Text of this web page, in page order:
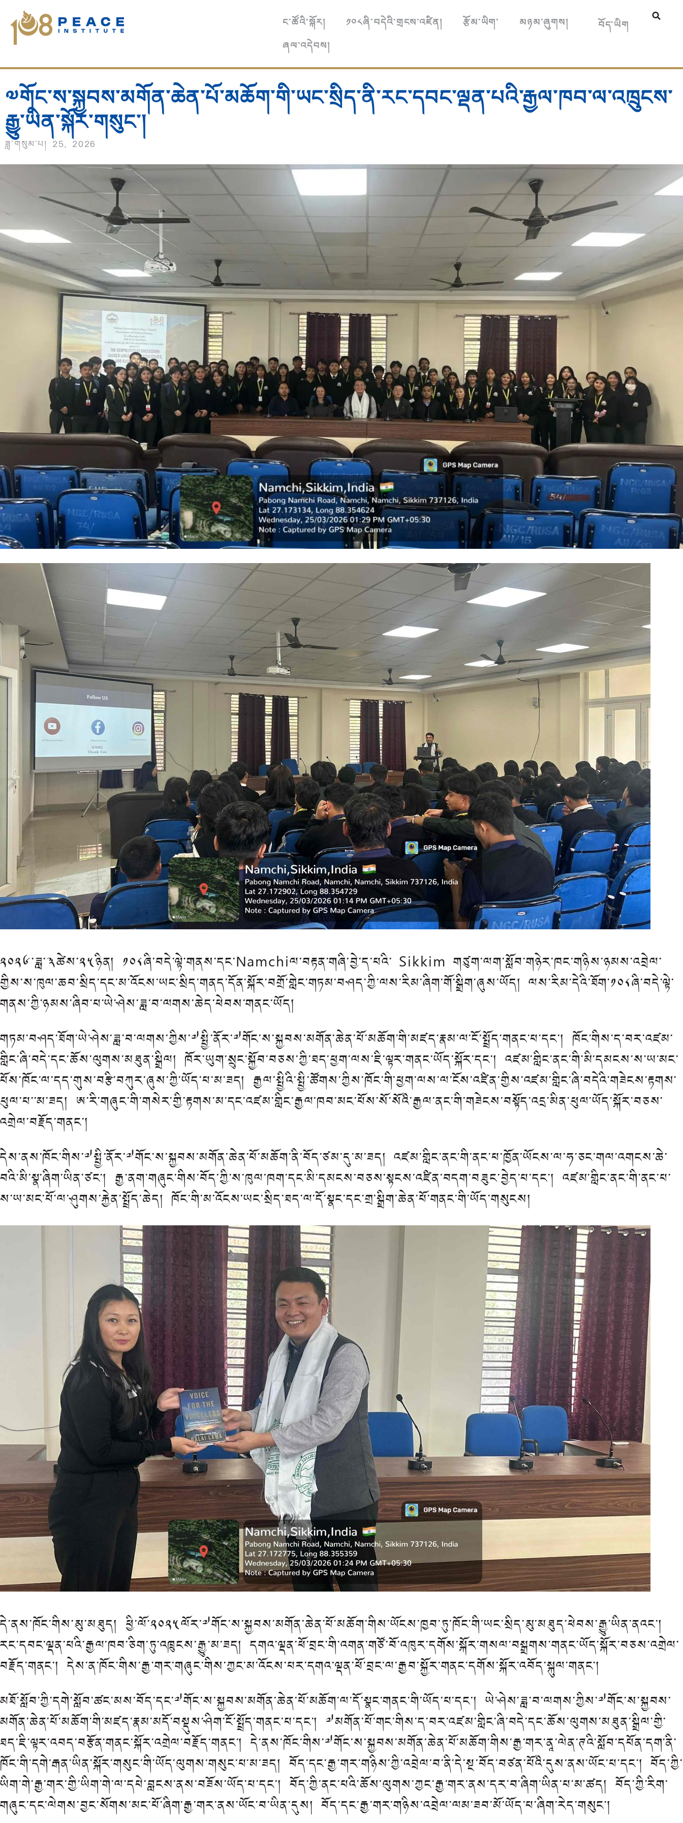
ང་ཚོའི་སྐོར། ༡༠༨ཞི་བདེའི་གྲངས་འཛིན། རྩོམ་ཡིག་ མཉམ་ཞུགས།
ཞལ་འདེབས།
བོད་ཡིག
English
༧གོང་ས་སྐྱབས་མགོན་ཆེན་པོ་མཆོག་གི་ཡང་སྲིད་ནི་རང་དབང་ལྡན་པའི་རྒྱལ་ཁབ་ལ་འཁྲུངས་
རྒྱུ་ཡིན་སྐོར་གསུང་།
ཟླ་གསུམ་པ། 25, 2026
༢༠༢༦་ཟླ་༣ཚེས་༢༥ཉིན། ༡༠༨ཞི་བདེ་ལྟེ་གནས་དང་Namchiལ་བརྟན་གཞི་བྱེ་ད་པའི་ Sikkim གཙུག་ལག་སློབ་གཉེར་ཁང་གཉིས་ཉམས་འབྲེལ་
གྱིས་ས་ཁུལ་ཆབ་སྲིད་དང་མ་འོངས་ཡང་སྲིད་གནད་དོན་སྐོར་བགྲོ་གླེང་གཏམ་བཤད་ཀྱི་ལས་རིམ་ཞིག་གོ་སྒྲིག་ཞུས་ཡོད། ལས་རིམ་དེའི་ཐོག་༡༠༨ཞི་བདེ་ལྟེ་
གནས་ཀྱི་ཉམས་ཞིབ་པ་ཡེ་ཤེས་ཟླ་བ་ལགས་ཆེད་ཕེབས་གནང་ཡོད།
གཏམ་བཤད་ཐོག་ཡེ་ཤེས་ཟླ་བ་ལགས་ཀྱིས་༧སྤྱི་ནོར་༧གོང་ས་སྐྱབས་མགོན་ཆེན་པོ་མཆོག་གི་མཛད་རྣམ་ལ་ངོ་སྤྲོད་གནང་པ་དང་། ཁོང་གིས་ད་བར་འཛམ་
གླིང་ཞི་བདེ་དང་ཆོས་ལུགས་མཐུན་སྒྲིལ། ཁོར་ཡུག་སྲུང་སྐྱོབ་བཅས་ཀྱི་ཐད་ཕྱག་ལས་ཇི་ལྟར་གནང་ཡོད་སྐོར་དང་། འཛམ་གླིང་ནང་གི་མི་དམངས་ས་ཡ་མང་
པོས་ཁོང་ལ་དད་གུས་བརྩི་བཀུར་ཞུས་ཀྱི་ཡོད་པ་མ་ཟད། རྒྱལ་སྤྱིའི་སྤྱི་ཚོགས་ཀྱིས་ཁོང་གི་ཕྱག་ལས་ལ་ངོས་འཛིན་གྱིས་འཛམ་གླིང་ཞི་བདེའི་གཟེངས་རྟགས་
ཕུལ་པ་་མ་ཟད། ཨ་རི་གཞུང་གི་གསེར་གྱི་རྟགས་མ་དང་འཛམ་གླིང་རྒྱལ་ཁབ་མང་པོས་སོ་སོའི་རྒྱལ་ནང་གི་གཟེངས་བསྟོད་འདྲ་མིན་ཕུལ་ཡོད་སྐོར་བཅས་
འགྲེལ་བརྗོད་གནང་།
དེས་ནས་ཁོང་གིས་༧སྤྱི་ནོར་༧གོང་ས་སྐྱབས་མགོན་ཆེན་པོ་མཆོག་ནི་བོད་ཙམ་དུ་མ་ཟད། འཛམ་གླིང་ནང་གི་ནང་པ་ཁྱོན་ཡོངས་ལ་ཧ་ཅང་གལ་འགངས་ཆེ་
བའི་མི་སྣ་ཞིག་ཡིན་ཙང་། རྒྱ་ནག་གཞུང་གིས་བོད་ཀྱི་ས་ཁུལ་ཁག་དང་མི་དམངས་བཅས་སྟངས་འཛིན་བདག་བཟུང་བྱེད་པ་དང་། འཛམ་གླིང་ནང་གི་ནང་པ་
ས་ཡ་མང་པོ་ལ་ཤུགས་རྐྱེན་སྤྲོད་ཆེད། ཁོང་གི་མ་འོངས་ཡང་སྲིད་ཐད་ལ་དོ་སྣང་དང་གྲ་སྒྲིག་ཆེན་པོ་གནང་གི་ཡོད་གསུངས།
དེ་ནས་ཁོང་གིས་མུ་མཐུད། ཕྱི་ལོ་༢༠༢༥ལོར་༧གོང་ས་སྐྱབས་མགོན་ཆེན་པོ་མཆོག་གིས་ཡོངས་ཁྱབ་ཏུ་ཁོང་གི་ཡང་སྲིད་མུ་མཐུད་ཕེབས་རྒྱུ་ཡིན་ནའང་།
རང་དབང་ལྡན་པའི་རྒྱལ་ཁབ་ཅིག་ཏུ་འཁྲུངས་རྒྱུ་མ་ཟད། དགའ་ལྡན་ཕོ་བྲང་གི་འགན་གཙོ་བོ་འཁུར་དགོས་སྐོར་གསལ་བསྒྲགས་གནང་ཡོད་སྐོར་བཅས་འགྲེལ་
བརྗོད་གནང་། དེས་ན་ཁོང་གིས་རྒྱ་གར་གཞུང་གིས་ཀྱང་མ་འོངས་པར་དགའ་ལྡན་ཕོ་བྲང་ལ་རྒྱབ་སྐྱོར་གནང་དགོས་སྐོར་འབོད་སྐུལ་གནང་།
མཐོ་སློབ་ཀྱི་དགེ་སློབ་ཚང་མས་བོད་དང་༧གོང་ས་སྐྱབས་མགོན་ཆེན་པོ་མཆོག་ལ་དོ་སྣང་གནང་གི་ཡོད་པ་དང་། ཡེ་ཤེས་ཟླ་བ་ལགས་ཀྱིས་༧གོང་ས་སྐྱབས་
མགོན་ཆེན་པོ་མཆོག་གི་མཛད་རྣམ་མདོ་བསྡུས་ཤིག་ངོ་སྤྲོད་གནང་པ་དང་། ༧མགོན་པོ་གང་གིས་ད་བར་འཛམ་གླིང་ཞི་བདེ་དང་ཆོས་ལུགས་མཐུན་སྒྲིལ་གྱི་
ཐད་ཇི་ལྟར་འབད་བརྩོན་གནང་སྐོར་འགྲེལ་བརྗོད་གནང་། དེ་ནས་ཁོང་གིས་༧གོང་ས་སྐྱབས་མགོན་ཆེན་པོ་མཆོག་གིས་རྒྱ་གར་ནཱ་ལེན་ཊའི་སློབ་དཔོན་དག་ནི་
ཁོང་གི་དགེ་རྒན་ཡིན་སྐོར་གསུང་གི་ཡོད་ལུགས་གསུང་པ་མ་ཟད། བོད་དང་རྒྱ་གར་གཉིས་ཀྱི་འབྲེལ་བ་ནི་དེ་སྔ་བོད་བཙན་པོའི་དུས་ནས་ཡོང་པ་དང་། བོད་ཀྱི་
ཡིག་གེ་རྒྱ་གར་གྱི་ཡིག་གེ་ལ་དཔེ་བླངས་ནས་བཟོས་ཡོད་པ་དང་། བོད་ཀྱི་ནང་པའི་ཆོས་ལུགས་ཀྱང་རྒྱ་གར་ནས་དར་བ་ཞིག་ཡིན་པ་མ་ཚད། བོད་ཀྱི་རིག་
གཞུང་དང་ལེགས་བྱང་སོགས་མང་པོ་ཞིག་རྒྱ་གར་ནས་ཡོང་བ་ཡིན་དུས། བོད་དང་རྒྱ་གར་གཉིས་འབྲེལ་ལམ་ཟབ་མོ་ཡོད་པ་ཞིག་རེད་གསུང་།